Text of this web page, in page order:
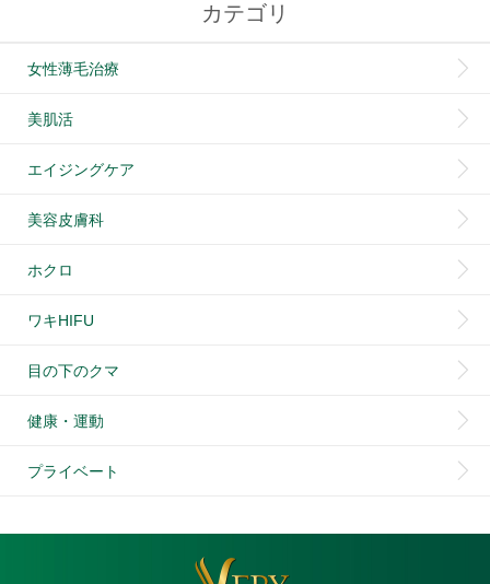
カテゴリ
女性薄毛治療
美肌活
エイジングケア
美容皮膚科
ホクロ
ワキHIFU
目の下のクマ
健康・運動
プライベート